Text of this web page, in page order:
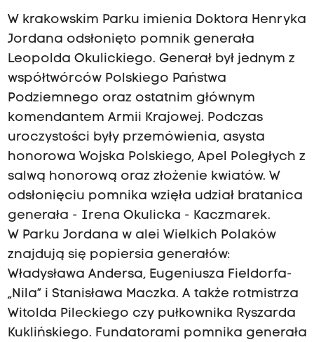
W krakowskim Parku imienia Doktora Henryka
Jordana odsłonięto pomnik generała
Leopolda Okulickiego. Generał był jednym z
współtwórców Polskiego Państwa
Podziemnego oraz ostatnim głównym
komendantem Armii Krajowej. Podczas
uroczystości były przemówienia, asysta
honorowa Wojska Polskiego, Apel Poległych z
salwą honorową oraz złożenie kwiatów. W
odsłonięciu pomnika wzięła udział bratanica
generała - Irena Okulicka - Kaczmarek.
W Parku Jordana w alei Wielkich Polaków
znajdują się popiersia generałów:
Władysława Andersa, Eugeniusza Fieldorfa-
„Nila” i Stanisława Maczka. A także rotmistrza
Witolda Pileckiego czy pułkownika Ryszarda
Kuklińskiego. Fundatorami pomnika generała